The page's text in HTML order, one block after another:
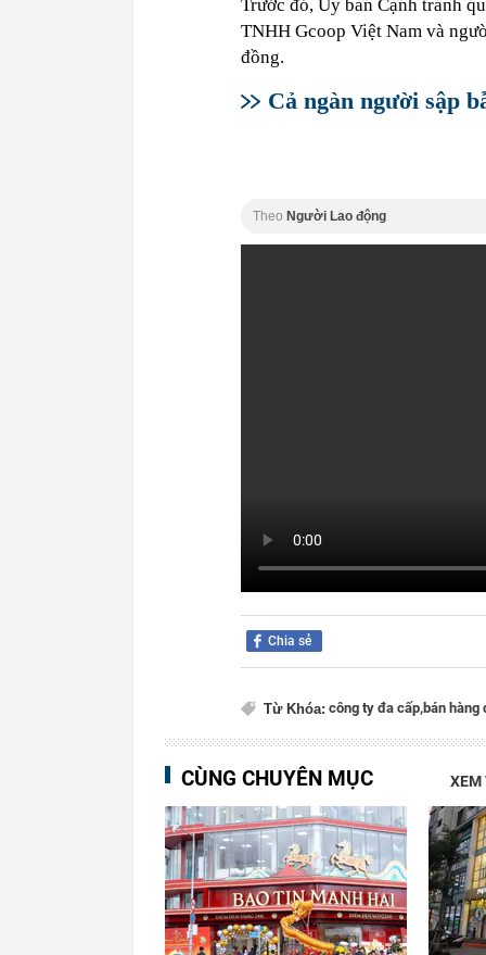
Trước đó, Ủy ban Cạnh tranh
TNHH Gcoop Việt Nam và
đồng.
Cả ngàn người sập
Theo Người Lao động
Chia sẻ
Từ Khóa: công ty đa cấp,bán hàng
CÙNG CHUYÊN MỤC XEM